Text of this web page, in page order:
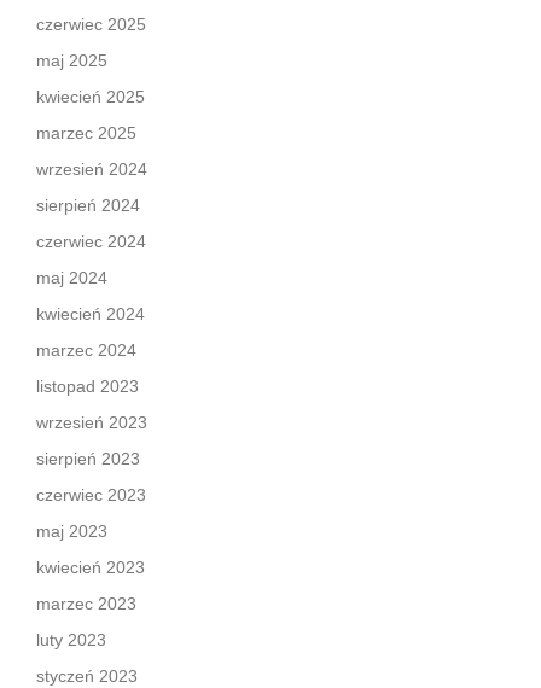
czerwiec 2025
maj 2025
kwiecień 2025
marzec 2025
wrzesień 2024
sierpień 2024
czerwiec 2024
maj 2024
kwiecień 2024
marzec 2024
listopad 2023
wrzesień 2023
sierpień 2023
czerwiec 2023
maj 2023
kwiecień 2023
marzec 2023
luty 2023
styczeń 2023